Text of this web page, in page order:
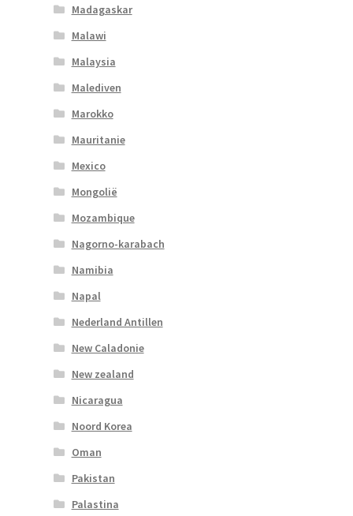
Madagaskar
Malawi
Malaysia
Malediven
Marokko
Mauritanie
Mexico
Mongolië
Mozambique
Nagorno-karabach
Namibia
Napal
Nederland Antillen
New Caladonie
New zealand
Nicaragua
Noord Korea
Oman
Pakistan
Palastina